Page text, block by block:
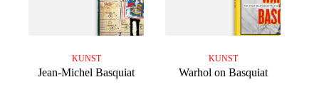
KUNST
Jean-Michel Basquiat
KUNST
Warhol on Basquiat